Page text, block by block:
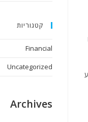
קטגוריות
Financial
Uncategorized
Archives